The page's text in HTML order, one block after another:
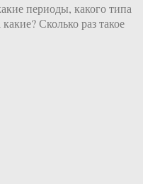
периоды, какого типа
Сколько раз такое